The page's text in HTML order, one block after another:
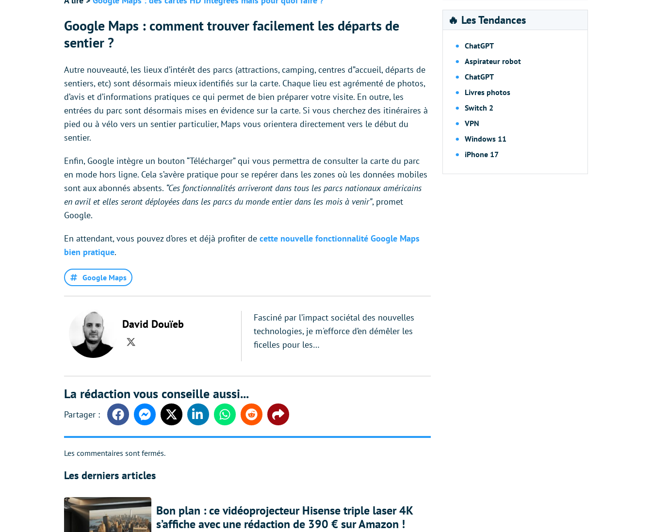
Google Maps : comment trouver facilement les départs de
sentier ?
Autre nouveauté, les lieux d’intérêt des parcs (attractions, camping, centres d”accueil, départs de
sentiers, etc) sont désormais mieux identifiés sur la carte. Chaque lieu est agrémenté de photos,
d’avis et d’informations pratiques ce qui permet de bien préparer votre visite. En outre, les
entrées du parc sont désormais mises en évidence sur la carte. Si vous cherchez des itinéraires à
pied ou à vélo vers un sentier particulier, Maps vous orientera directement vers le début du
sentier.
Enfin, Google intègre un bouton “Télécharger” qui vous permettra de consulter la carte du parc
en mode hors ligne. Cela s’avère pratique pour se repérer dans les zones où les données mobiles
sont aux abonnés absents. “Ces fonctionnalités arriveront dans tous les parcs nationaux américains
en avril et elles seront déployées dans les parcs du monde entier dans les mois à venir”, promet
Google.
En attendant, vous pouvez d’ores et déjà profiter de cette nouvelle fonctionnalité Google Maps
bien pratique.
Google Maps
David Douïeb
Twitter
Fasciné par l’impact sociétal des nouvelles
technologies, je m'efforce d’en démêler les
ficelles pour les…
La rédaction vous conseille aussi...
FacebookMessengerTwitter LinkedinWhatsappReddit Share
Les commentaires sont fermés.
Les derniers articles
Bon plan : ce vidéoprojecteur Hisense triple laser 4K
s’affiche avec une rédaction de 390 € sur Amazon !
🔥 Les Tendances
ChatGPT
Aspirateur robot
ChatGPT
Livres photos
Switch 2
VPN
Windows 11
iPhone 17